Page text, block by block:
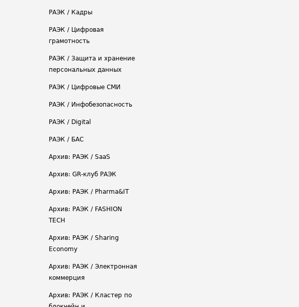
РАЭК / Кадры
РАЭК / Цифровая
грамотность
РАЭК / Защита и хранение
персональных данных
РАЭК / Цифровые СМИ
РАЭК / Инфобезопасность
РАЭК / Digital
РАЭК / БАС
Архив: РАЭК / SaaS
Архив: GR-клуб РАЭК
Архив: РАЭК / Pharma&IT
Архив: РАЭК / FASHION
TECH
Архив: РАЭК / Sharing
Economy
Архив: РАЭК / Электронная
коммерция
Архив: РАЭК / Кластер по